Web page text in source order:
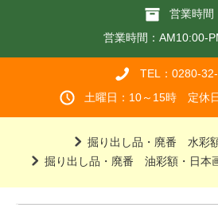
営業時間
営業時間：AM10:00-
TEL：0280-
土曜日：10～15時 定休
掘り出し品・廃番 水彩
掘り出し品・廃番 油彩額・日本